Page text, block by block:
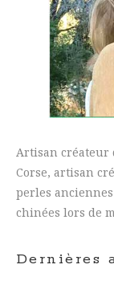
Artisan créateur
Corse, artisan
perles
chinées lors de
Dernières